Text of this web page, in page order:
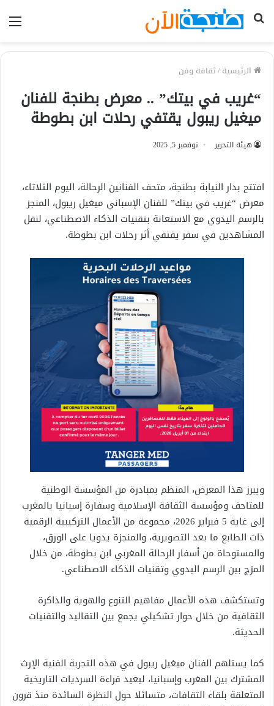
بحث
الرئيسية/ثقافة وفن
“غريب في بيتك” .. معرض بطنجة للفنان
ميغيل ريبول يقتفي رحلات ابن بطوطة
هيئة التحرير نوفمبر 5, 2025
افتتح بدار النيابة بطنجة، متحف الفنانين الرحالة، اليوم الثلاثاء،
معرض “غريب في بيتك” للفنان الإسباني ميغيل ريبول، المنجز
بالرسم اليدوي مع الاستعانة بتقنيات الذكاء الاصطناعي، لنقل
المشاهدين في سفر يقتفي أثر رحلات ابن بطوطة.
ويبرز هذا المعرض، المنظم بمبادرة من المؤسسة الوطنية
للمتاحف ومؤسسة الثقافة الإسلامية وسفارة إسبانيا بالمغرب
إلى غاية 5 فبراير 2026، مجموعة من الأعمال التركيبية الرقمية
ذات الطابع ما بعد التصويرية، والمنجزة يدويا على الورق،
والمستوحاة من أسفار الرحالة المغربي ابن بطوطة، من خلال
المزج بين الرسم اليدوي وتقنيات الذكاء الاصطناعي.
وتستكشف هذه الأعمال مفاهيم التنوع والهوية والذاكرة
الثقافية من خلال حوار تشكيلي يجمع بين التقاليد والتقنيات
الحديثة.
كما يستلهم الفنان ميغيل ريبول في هذه التجربة الفنية الإرث
المشترك بين المغرب وإسبانيا، ليعيد قراءة السرديات التاريخية
المتعلقة بلقاء الثقافات، متسائلا حول النظرة السائدة منذ قرون